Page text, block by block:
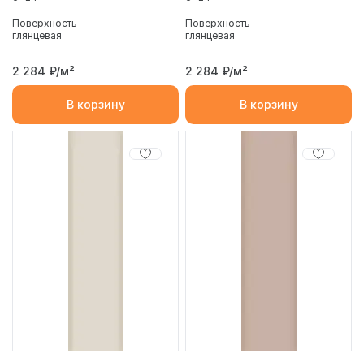
Поверхность
глянцевая
2 284 ₽/м²
В корзину
Поверхность
глянцевая
2 284 ₽/м²
В корзину